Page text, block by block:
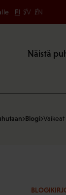
FI SV EN
Näistä
Blogi